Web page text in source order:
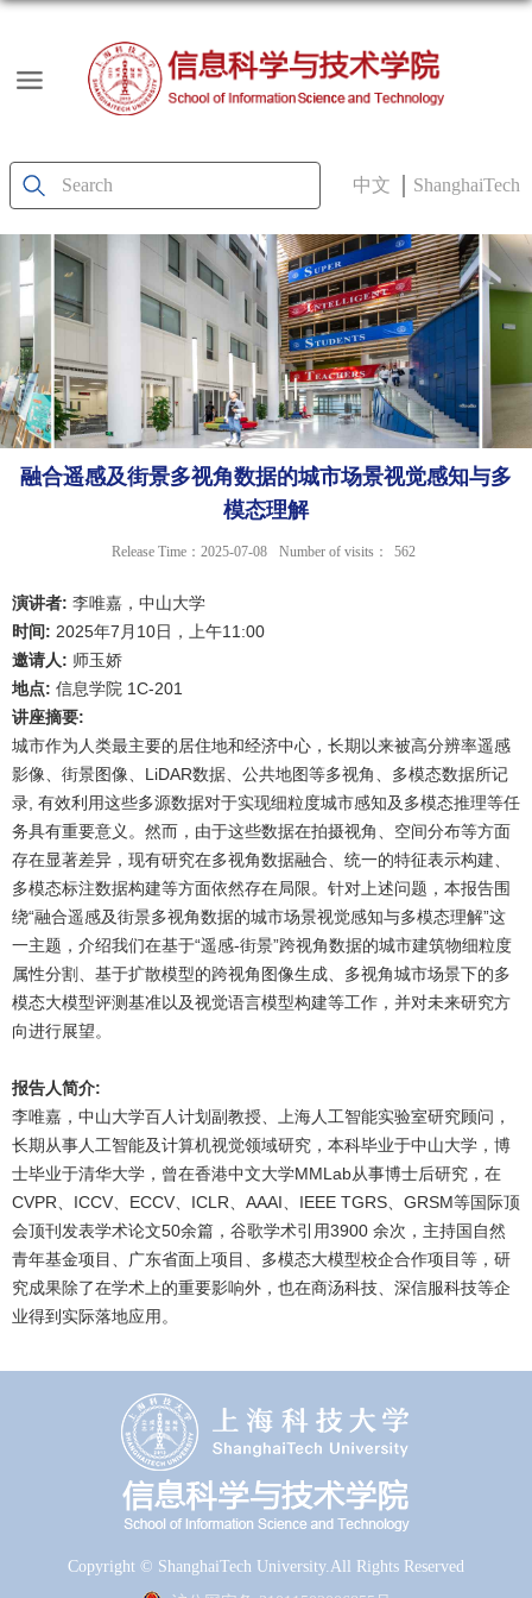
中文 ShanghaiTech
融合遥感及街景多视角数据的城市场景视觉感知与多
模态理解
Release Time：2025-07-08 Number of visits： 562
演讲者: 李唯嘉，中山大学
时间: 2025年7月10日，上午11:00
邀请人: 师玉娇
地点: 信息学院 1C-201
讲座摘要:
城市作为人类最主要的居住地和经济中心，长期以来被高分辨率遥感
影像、街景图像、LiDAR数据、公共地图等多视角、多模态数据所记
录, 有效利用这些多源数据对于实现细粒度城市感知及多模态推理等任
务具有重要意义。然而，由于这些数据在拍摄视角、空间分布等方面
存在显著差异，现有研究在多视角数据融合、统一的特征表示构建、
多模态标注数据构建等方面依然存在局限。针对上述问题，本报告围
绕“融合遥感及街景多视角数据的城市场景视觉感知与多模态理解”这
一主题，介绍我们在基于“遥感-街景”跨视角数据的城市建筑物细粒度
属性分割、基于扩散模型的跨视角图像生成、多视角城市场景下的多
模态大模型评测基准以及视觉语言模型构建等工作，并对未来研究方
向进行展望。
报告人简介:
李唯嘉，中山大学百人计划副教授、上海人工智能实验室研究顾问，
长期从事人工智能及计算机视觉领域研究，本科毕业于中山大学，博
士毕业于清华大学，曾在香港中文大学MMLab从事博士后研究，在
CVPR、ICCV、ECCV、ICLR、AAAI、IEEE TGRS、GRSM等国际顶
会顶刊发表学术论文50余篇，谷歌学术引用3900 余次，主持国自然
青年基金项目、广东省面上项目、多模态大模型校企合作项目等，研
究成果除了在学术上的重要影响外，也在商汤科技、深信服科技等企
业得到实际落地应用。
Copyright © ShanghaiTech University.All Rights Reserved